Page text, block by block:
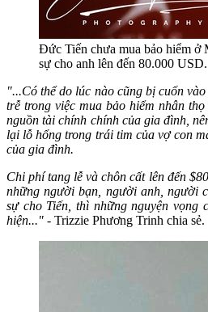
Đức Tiến chưa mua bảo hiểm ở
sự cho anh lên đến 80.000 USD.
"...Có thể do lúc nào cũng bị cuốn
trễ trong việc mua bảo hiểm nhân
nguồn tài chính chính của gia đình,
lại lỗ hổng trong trái tim của vợ con
của gia đình.
Chi phí tang lễ và chôn cất lên đến
những người bạn, người anh, người
sự cho Tiến, thì những nguyện vọng
hiện..." - Trizzie Phương Trinh chia sẻ.